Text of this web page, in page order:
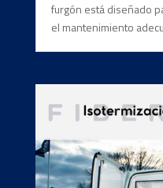
furgón está diseñado
el mantenimiento